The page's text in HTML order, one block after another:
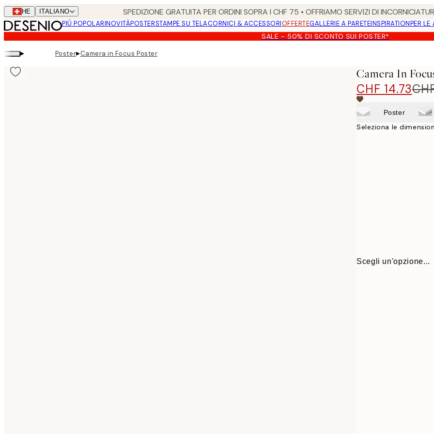
Skip
to
main
content.
CHE ITALIANO SPEDIZIONE GRATUITA PER ORDINI SOPRA I CHF 75 • OFFRIAMO SERVIZI DI
PIÚ POPOLARINOVITÀPOSTERSTAMPE SU TELACORNICI & ACCESSORIOFFERTEGALLERIE A PARETEINSPIRATIONPER LE
SALE - 50% DI SCONTO SUI POSTER*
▸ Poster▸Camera in Focus Poster
Camera In
CHF 14.73
Poster
Seleziona le
Scegli un'opzione...